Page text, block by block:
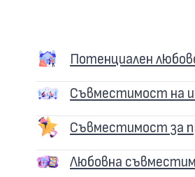
Потенциален
Съвместимост на
Съвместимост за
Любовна